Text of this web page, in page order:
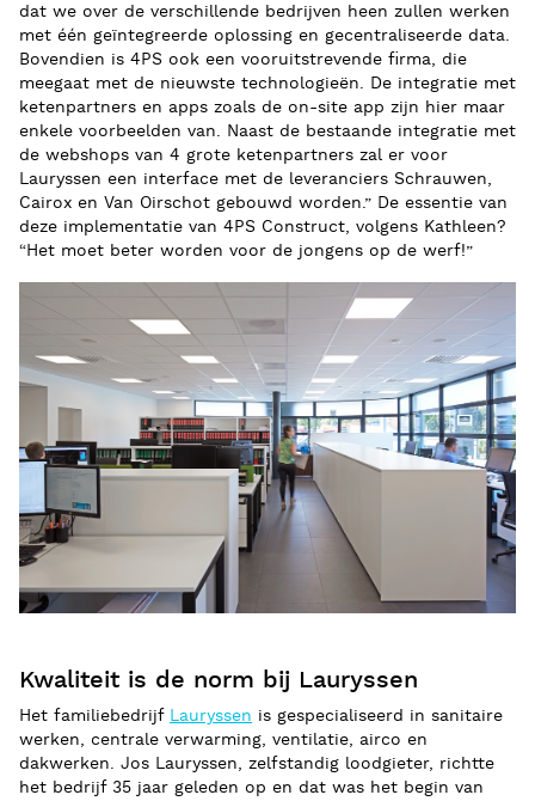
dat we over de verschillende bedrijven heen zullen werken
met één geïntegreerde oplossing en gecentraliseerde data.
Bovendien is 4PS ook een vooruitstrevende firma, die
meegaat met de nieuwste technologieën. De integratie met
ketenpartners en apps zoals de on-site app zijn hier maar
enkele voorbeelden van. Naast de bestaande integratie met
de webshops van 4 grote ketenpartners zal er voor
Lauryssen een interface met de leveranciers Schrauwen,
Cairox en Van Oirschot gebouwd worden.” De essentie van
deze implementatie van 4PS Construct, volgens Kathleen?
“Het moet beter worden voor de jongens op de werf!”
Kwaliteit is de norm bij Lauryssen
Het familiebedrijf Lauryssen is gespecialiseerd in sanitaire
werken, centrale verwarming, ventilatie, airco en
dakwerken. Jos Lauryssen, zelfstandig loodgieter, richtte
het bedrijf 35 jaar geleden op en dat was het begin van